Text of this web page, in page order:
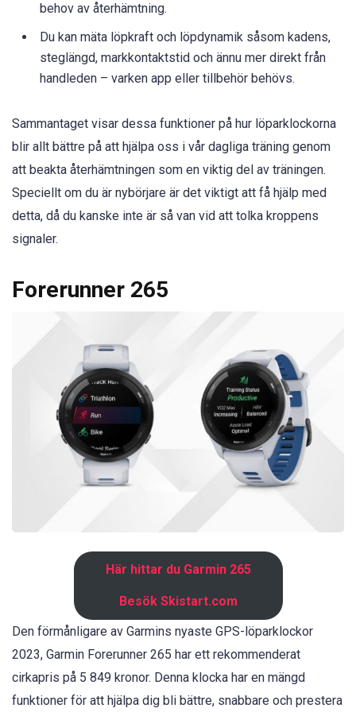
behov av återhämtning.
Du kan mäta löpkraft och löpdynamik såsom kadens,
steglängd, markkontaktstid och ännu mer direkt från
handleden – varken app eller tillbehör behövs.
Sammantaget visar dessa funktioner på hur löparklockorna
blir allt bättre på att hjälpa oss i vår dagliga träning genom
att beakta återhämtningen som en viktig del av träningen.
Speciellt om du är nybörjare är det viktigt att få hjälp med
detta, då du kanske inte är så van vid att tolka kroppens
signaler.
Forerunner 265
Här hittar du Garmin 265
Besök Skistart.com
Den förmånligare av Garmins nyaste GPS-löparklockor
2023, Garmin Forerunner 265 har ett rekommenderat
cirkapris på 5 849 kronor. Denna klocka har en mängd
funktioner för att hjälpa dig bli bättre, snabbare och prestera